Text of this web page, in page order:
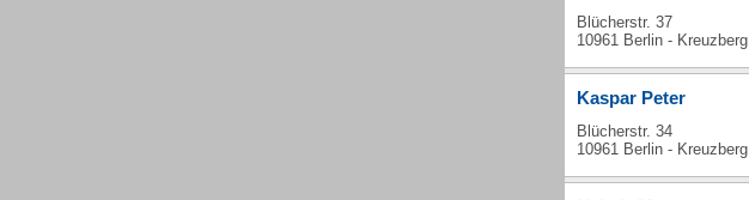
Blücherstr. 37
10961 Berlin - Kreuzberg
Kaspar Peter
Blücherstr. 34
10961 Berlin - Kreuzberg